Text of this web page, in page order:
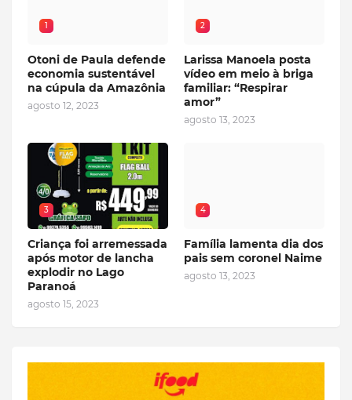
1
Otoni de Paula defende
economia sustentável
na cúpula da Amazônia
agosto 12, 2023
2
Larissa Manoela posta
vídeo em meio à briga
familiar: “Respirar
amor”
agosto 13, 2023
3
Criança foi arremessada
após motor de lancha
explodir no Lago
Paranoá
agosto 15, 2023
4
Família lamenta dia dos
pais sem coronel Naime
agosto 13, 2023